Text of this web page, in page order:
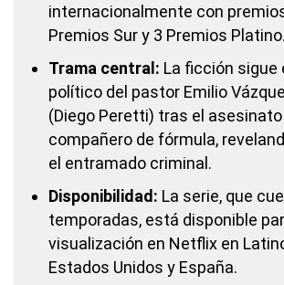
internacionalmente con
Premios Sur y 3 Premios Platino.
Trama central: La ficción sigue
político del pastor Emilio
(Diego Peretti) tras el
compañero de fórmula,
el entramado criminal.
Disponibilidad: La serie, que
temporadas, está disponible
visualización en Netflix en
Estados Unidos y España.